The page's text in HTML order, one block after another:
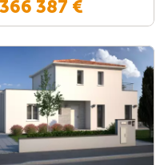
366 387 €